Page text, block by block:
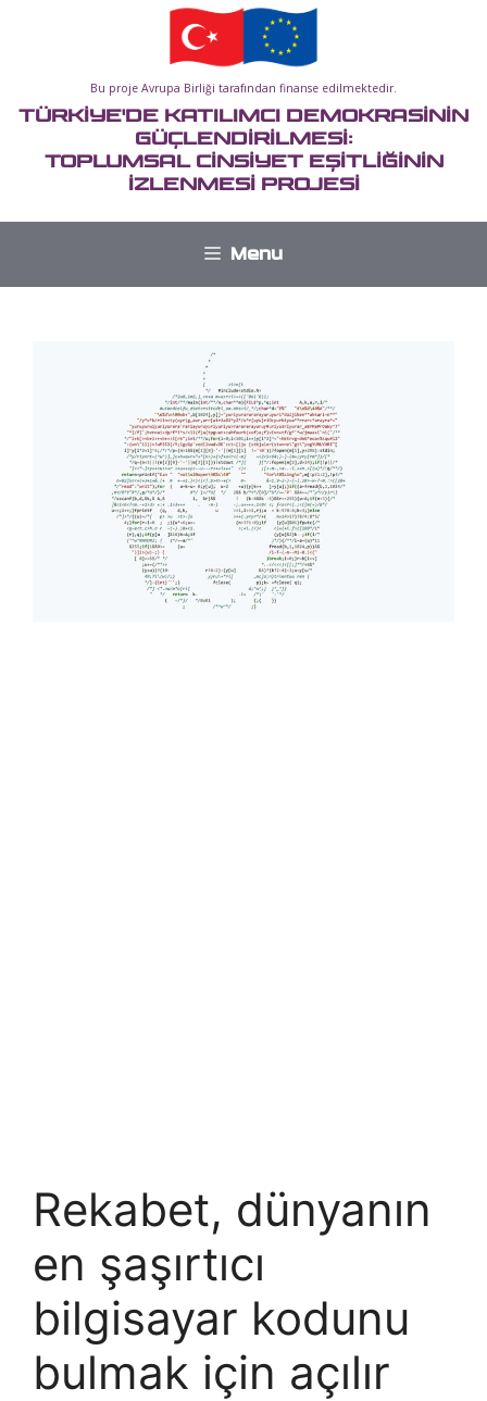
Bu proje Avrupa Birliği tarafından finanse edilmektedir.
TÜRKİYE'DE KATILIMCI DEMOKRASİNİN
GÜÇLENDİRİLMESİ:
TOPLUMSAL CİNSİYET EŞİTLİĞİNİN
İZLENMESİ PROJESİ
Menu
Rekabet, dünyanın
en şaşırtıcı
bilgisayar kodunu
bulmak için açılır